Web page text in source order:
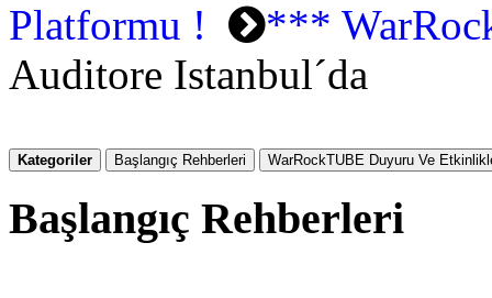
Platformu !
***
Auditore Istanbul´da
Kategoriler Başlangıç Rehberleri WarRockTUBE Duyuru Ve
Başlangıç Rehberleri